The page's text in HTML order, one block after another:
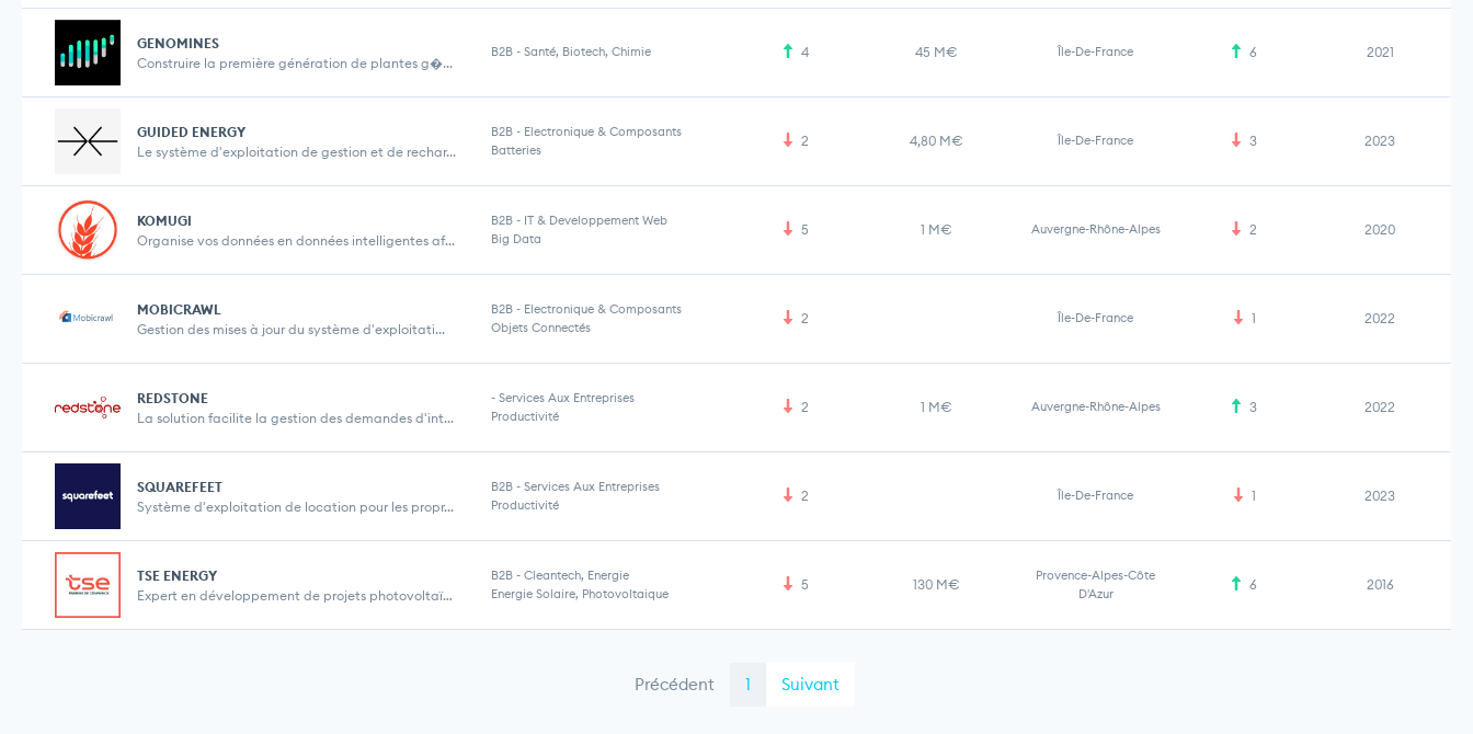
GENOMINES
Construire la première génération de plantes g�...
B2B - Santé, Biotech, Chimie 4 45 M€ Île-De-France 6 2021
GUIDED ENERGY
Le système d'exploitation de gestion et de rechar...
B2B - Electronique & Composants
Batteries
2 4,80 M€ Île-De-France 3 2023
KOMUGI
Organise vos données en données intelligentes af...
B2B - IT & Developpement Web
Big Data
5 1 M€ Auvergne-Rhône-Alpes 2 2020
MOBICRAWL
Gestion des mises à jour du système d'exploitati...
B2B - Electronique & Composants
Objets Connectés
2 Île-De-France 1 2022
REDSTONE
La solution facilite la gestion des demandes d'int...
- Services Aux Entreprises
Productivité
2 1 M€ Auvergne-Rhône-Alpes 3 2022
SQUAREFEET
Système d'exploitation de location pour les propr...
B2B - Services Aux Entreprises
Productivité
2 Île-De-France 1 2023
TSE ENERGY
Expert en développement de projets photovoltaïqu...
B2B - Cleantech, Energie
Energie Solaire, Photovoltaique
5 130 M€
Provence-Alpes-Côte
D'Azur
6 2016
Précédent 1 Suivant